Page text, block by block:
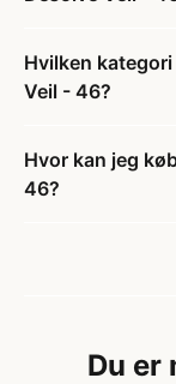
Hvilken
Veil - 46?
Hvor kan jeg
46?
Du er